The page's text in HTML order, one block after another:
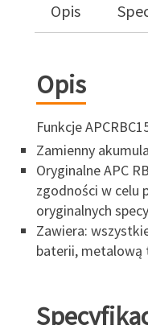
Opis
Opis
Funkcje
Zamienny
Oryginalne APC
zgodności w celu
oryginalnych
Zawiera:
baterii, metalową